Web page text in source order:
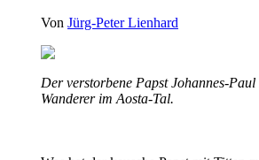
Von Jürg-Peter Lienhard
Der verstorbene Papst Johannes-
Wanderer im Aosta-Tal.